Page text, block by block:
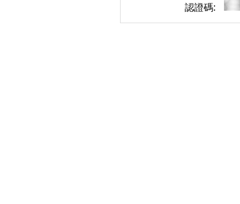
認證碼: